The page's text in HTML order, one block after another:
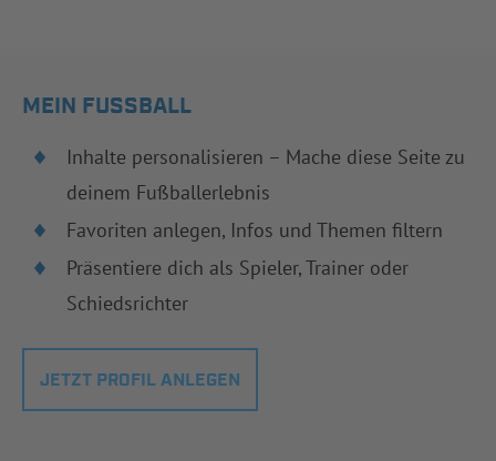
MEIN FUSSBALL
Inhalte personalisieren – Mache diese Seite zu
deinem Fußballerlebnis
Favoriten anlegen, Infos und Themen filtern
Präsentiere dich als Spieler, Trainer oder
Schiedsrichter
JETZT PROFIL ANLEGEN